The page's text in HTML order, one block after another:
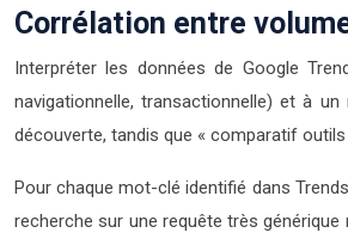
Corrélation entre
Interpréter les données de Google
navigationnelle, transactionnelle) et à
découverte, tandis que « comparatif
Pour chaque mot-clé identifié dans
recherche sur une requête très générique